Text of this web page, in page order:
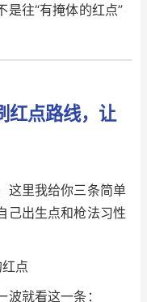
是往“有掩体的红点”
红点路线，让
这里我给你三条简单
己出生点和枪法习性
点
就看这一条：